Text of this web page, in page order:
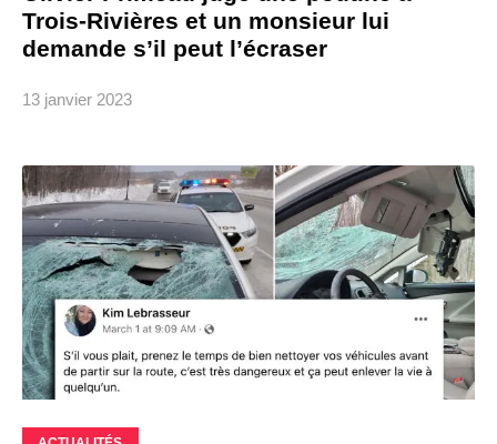
Trois-Rivières et un monsieur lui
demande s’il peut l’écraser
13 janvier 2023